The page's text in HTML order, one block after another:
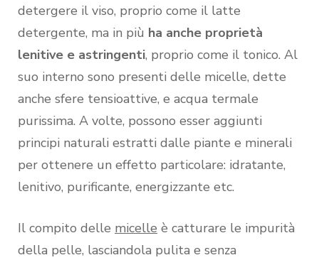
detergere il viso, proprio come il latte
detergente, ma in più ha anche proprietà
lenitive e astringenti, proprio come il tonico. Al
suo interno sono presenti delle micelle, dette
anche sfere tensioattive, e acqua termale
purissima. A volte, possono esser aggiunti
principi naturali estratti dalle piante e minerali
per ottenere un effetto particolare: idratante,
lenitivo, purificante, energizzante etc.
Il compito delle micelle è catturare le impurità
della pelle, lasciandola pulita e senza